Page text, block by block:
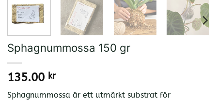
Sphagnummossa 150 gr
135.00 kr
Sphagnummossa är ett utmärkt substrat för